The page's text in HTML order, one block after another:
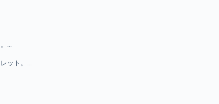
...
ット。...